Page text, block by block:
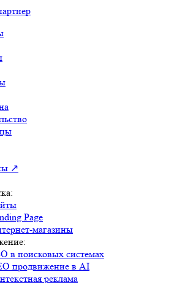
↗
Page
магазины
в поисковых системах
продвижение в AI
реклама